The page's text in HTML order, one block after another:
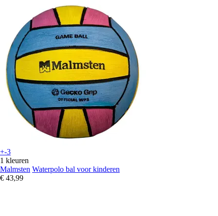
+-3
1 kleuren
Malmsten Waterpolo bal voor kinderen
€ 43,99